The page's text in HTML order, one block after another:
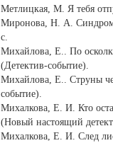
Метлицкая, М. Я тебя
Миронова, Н. А.
с.
Михайлова, Е.. По
(Детектив-событие).
Михайлова, Е.. Струны
событие).
Михалкова, Е. И. Кто
(Новый настоящий
Михалкова, Е. И. След